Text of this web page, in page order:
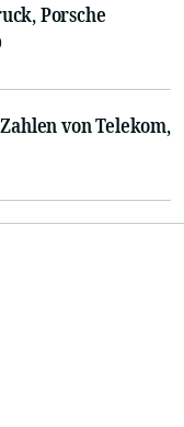
Porsche
von Telekom,